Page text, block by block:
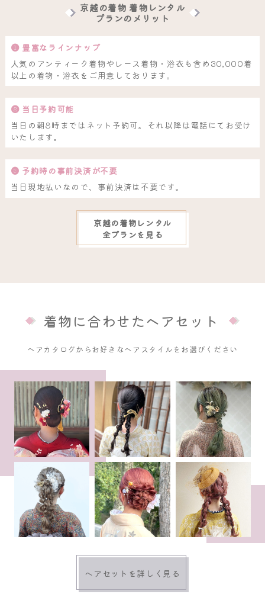
京越の着物 着物レンタル
プランのメリット
❶ 豊富なラインナップ
人気のアンティーク着物やレース着物・浴衣も含め30,000着
以上の着物・浴衣をご用意しております。
❷ 当日予約可能
当日の朝8時まではネット予約可。それ以降は電話にてお受け
いたします。
❸ 予約時の事前決済が不要
当日現地払いなので、事前決済は不要です。
京越の着物レンタル
全プランを見る
着物に合わせたヘアセット
ヘアカタログからお好きなヘアスタイルをお選びください
ヘアセットを詳しく見る